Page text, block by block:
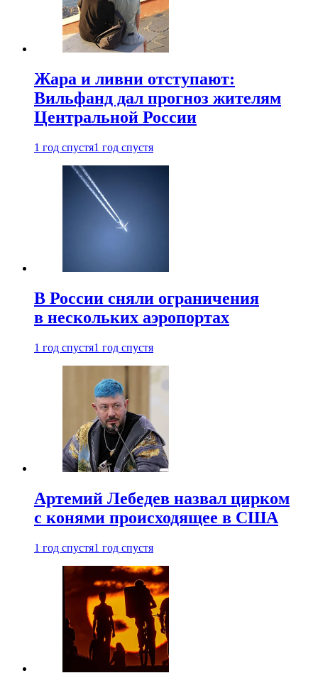
Жара и ливни отступают:
Вильфанд дал прогноз жителям
Центральной России
1 год спустя1 год спустя
В России сняли ограничения
в нескольких аэропортах
1 год спустя1 год спустя
Артемий Лебедев назвал цирком
с конями происходящее в США
1 год спустя1 год спустя